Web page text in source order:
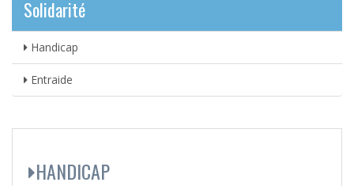
Solidarité
Handicap
Entraide
HANDICAP